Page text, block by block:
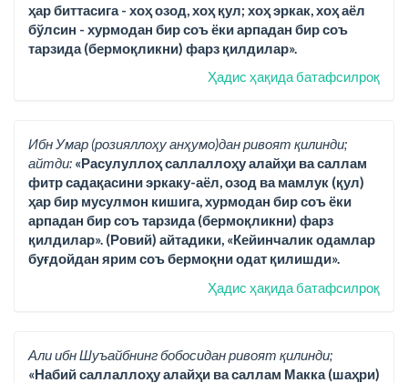
ҳар биттасига - хоҳ озод, хоҳ қул; хоҳ эркак, хоҳ аёл
бўлсин - хурмодан бир соъ ёки арпадан бир соъ
тарзида (бермоқликни) фарз қилдилар».
Ҳадис ҳақида батафсилроқ
Ибн Умар (розияллоҳу анҳумо)дан ривоят қилинди;
айтди: «Расулуллоҳ саллаллоҳу алайҳи ва саллам
фитр садақасини эркаку-аёл, озод ва мамлук (қул)
ҳар бир мусулмон кишига, хурмодан бир соъ ёки
арпадан бир соъ тарзида (бермоқликни) фарз
қилдилар». (Ровий) айтадики, «Кейинчалик одамлар
буғдойдан ярим соъ бермоқни одат қилишди».
Ҳадис ҳақида батафсилроқ
Али ибн Шуъайбнинг бобосидан ривоят қилинди;
«Набий саллаллоҳу алайҳи ва саллам Макка (шаҳри)